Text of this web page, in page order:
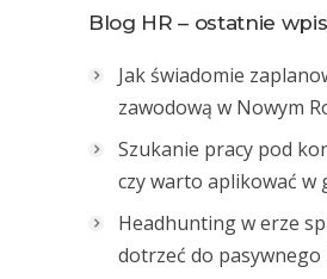
Blog HR – ostatnie
Jak świadomie
zawodową w Nowym
Szukanie pracy pod
czy warto aplikować w
Headhunting w erze
dotrzeć do pasywnego